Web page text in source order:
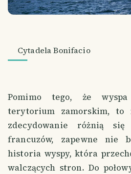
Cytadela Bonifacio
Pomimo tego, że
terytorium zamorskim, to
zdecydowanie różnią się
francuzów, zapewne nie
historia wyspy, która
walczących stron. Do